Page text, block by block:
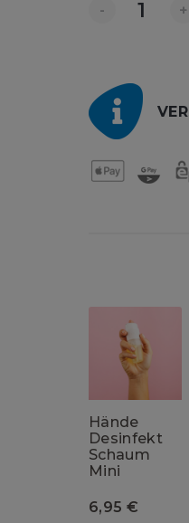
- +
Hände
Desinfekt
Schaum
Mini
Preis
6,95 €